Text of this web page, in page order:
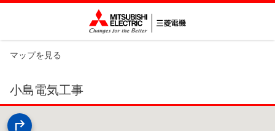
マップを見る
小島電気工事